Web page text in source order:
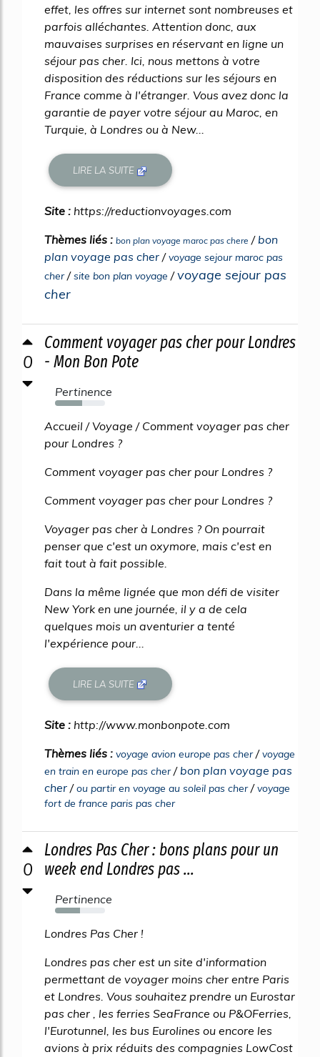
effet, les offres sur internet sont nombreuses et
parfois alléchantes. Attention donc, aux
mauvaises surprises en réservant en ligne un
séjour pas cher. Ici, nous mettons à votre
disposition des réductions sur les séjours en
France comme à l'étranger. Vous avez donc la
garantie de payer votre séjour au Maroc, en
Turquie, à Londres ou à New...
LIRE LA SUITE
Site : https://reductionvoyages.com
Thèmes liés : bon plan voyage maroc pas chere / bon
plan voyage pas cher /voyage sejour maroc pas
cher/site bon plan voyage /voyage sejour pas
cher
0
Comment voyager pas cher pour Londres
- Mon Bon Pote
Pertinence
54%
Accueil / Voyage / Comment voyager pas cher
pour Londres ?
Comment voyager pas cher pour Londres ?
Comment voyager pas cher pour Londres ?
Voyager pas cher à Londres ? On pourrait
penser que c'est un oxymore, mais c'est en
fait tout à fait possible.
Dans la même lignée que mon défi de visiter
New York en une journée, il y a de cela
quelques mois un aventurier a tenté
l'expérience pour...
LIRE LA SUITE
Site : http://www.monbonpote.com
Thèmes liés : voyage avion europe pas cher/voyage
en train en europe pas cher/ bon plan voyage pas
cher /ou partir en voyage au soleil pas cher/voyage
fort de france paris pas cher
0
Londres Pas Cher : bons plans pour un
week end Londres pas ...
Pertinence
50%
Londres Pas Cher !
Londres pas cher est un site d'information
permettant de voyager moins cher entre Paris
et Londres. Vous souhaitez prendre un Eurostar
pas cher , les ferries SeaFrance ou P&OFerries,
l'Eurotunnel, les bus Eurolines ou encore les
avions à prix réduits des compagnies LowCost